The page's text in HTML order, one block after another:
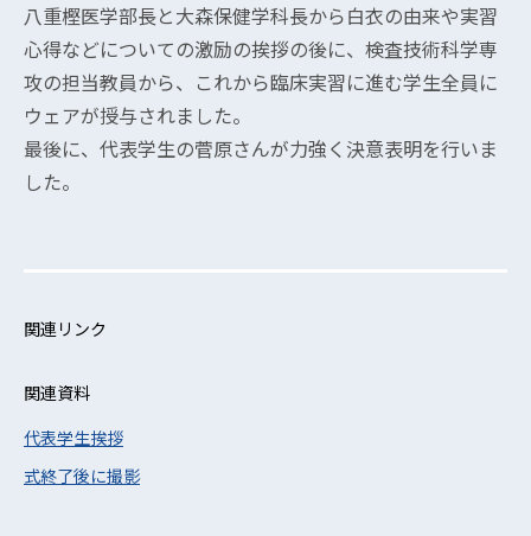
八重樫医学部長と大森保健学科長から白衣の由来や実習
心得などについての激励の挨拶の後に、検査技術科学専
攻の担当教員から、これから臨床実習に進む学生全員に
ウェアが授与されました。
最後に、代表学生の菅原さんが力強く決意表明を行いま
した。
関連リンク
関連資料
代表学生挨拶
式終了後に撮影